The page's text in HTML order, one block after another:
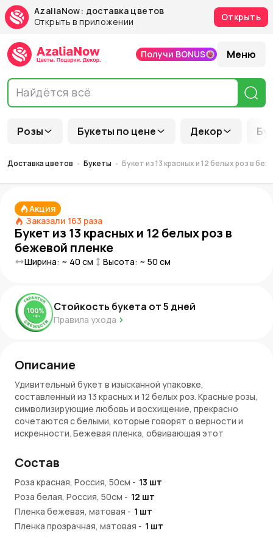
AzaliaNow: доставка цветов
Открыть в приложении
Открыть
Розы Букеты по цене Декор
Получи BONUS Меню
Доставка цветов Букеты Букет из 13 красных и 12 белых роз в
Акция
Заказали 163 раза
Букет из 13 красных и 12 белых роз в
бежевой пленке
Ширина: ~ 40 см Высота: ~ 50 см
Стойкость букета от5 дней
Правила ухода
Описание
Удивительный букет в изысканной упаковке,
составленный из 13 красных и 12 белых роз. Красные розы,
символизирующие любовь и восхищение, прекрасно
сочетаются с белыми, которые говорят о верности и
искренности. Бежевая пленка, обвивающая этот
естественности, подчеркивая красоту каждого цветка.
Символика красных и белых роз
Красные розы — это символ страсти, любви и глубоких
чувств, а белые розы ассоциируются с чистотой,
нежностью и искренностью. Вместе эти цветы создают
Состав
Роза красная, Россия, 50см - 13 шт
Роза белая, Россия, 50см - 12 шт
Пленка бежевая, матовая - 1 шт
Пленка прозрачная, матовая - 1 шт